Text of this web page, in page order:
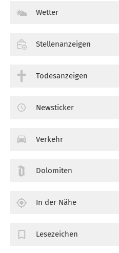
Wetter
Stellenanzeigen
Todesanzeigen
Newsticker
Verkehr
Dolomiten
In der Nähe
Lesezeichen